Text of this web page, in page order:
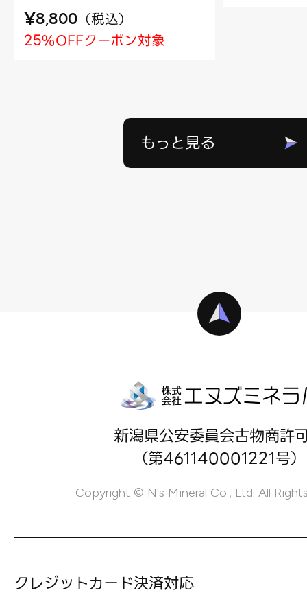
¥8,800 （税込）
25%OFFクーポン対象
もっと見る
新潟県公安委員会古物商許
（第461140001221号）
Copyright © N's Mineral Co., Ltd. All
クレジットカード決済対応